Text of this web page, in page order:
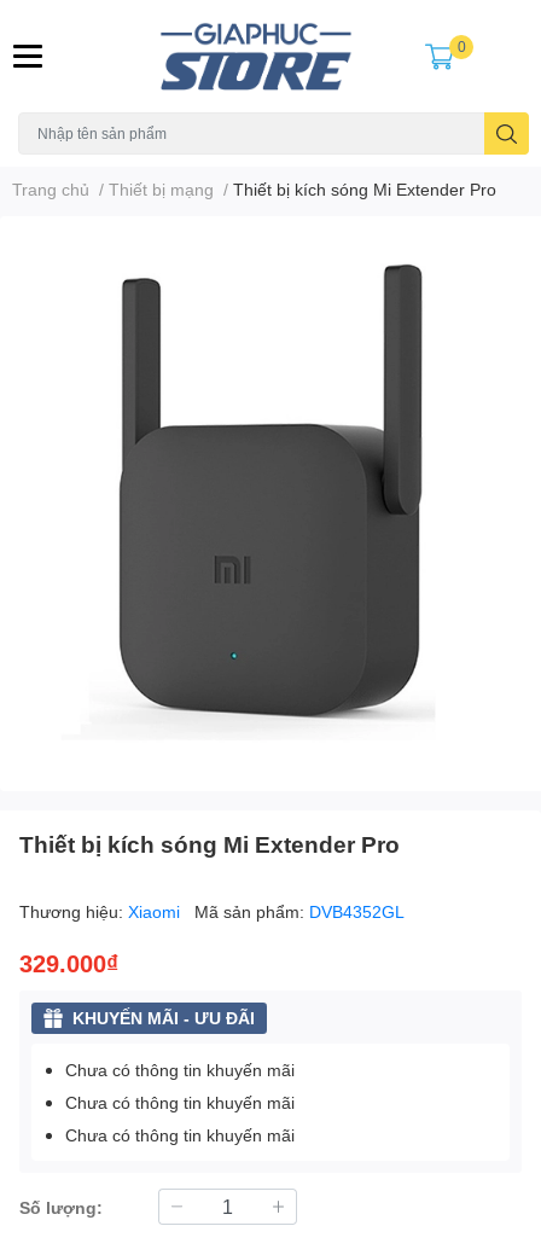
0
Trang chủ / Thiết bị mạng / Thiết bị kích sóng Mi Extender Pro
Thiết bị kích sóng Mi Extender Pro
Thương hiệu: Xiaomi Mã sản phẩm: DVB4352GL
329.000₫
KHUYẾN MÃI - ƯU ĐÃI
Chưa có thông tin khuyến mãi
Chưa có thông tin khuyến mãi
Chưa có thông tin khuyến mãi
Số lượng: